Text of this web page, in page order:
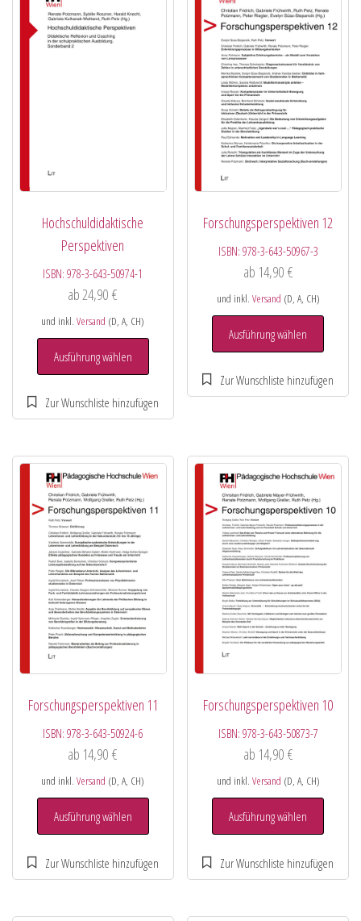
Hochschuldidaktische
Perspektiven
ISBN:978-3-643-50974-1
ab24,90€
und inkl.Versand (D, A, CH)
Ausführung wählen
Forschungsperspektiven 12
ISBN: 978-3-643-50967-3
ab 14,90 €
und inkl. Versand (D, A, CH)
Ausführung wählen
Forschungsperspektiven 11
ISBN:978-3-643-50924-6
ab 14,90€
und inkl.Versand (D, A, CH)
Ausführung wählen
Forschungsperspektiven 10
ISBN: 978-3-643-50873-7
ab 14,90 €
und inkl. Versand (D, A, CH)
Ausführung wählen